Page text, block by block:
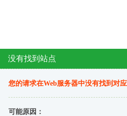
没有找到站点
您的请求在Web服务器中没有找到对
可能原因：